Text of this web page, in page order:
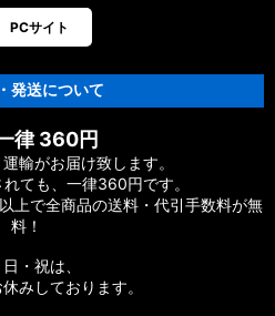
PCサイト
発送について
律 360円
輸がお届け致します。
ても、一律360円です。
上で全商品の送料・代引手数料が無
料！
・祝は、
みしております。